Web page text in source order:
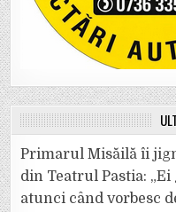
Primarul Misăilă îi
din Teatrul Pastia:
atunci când vorbesc